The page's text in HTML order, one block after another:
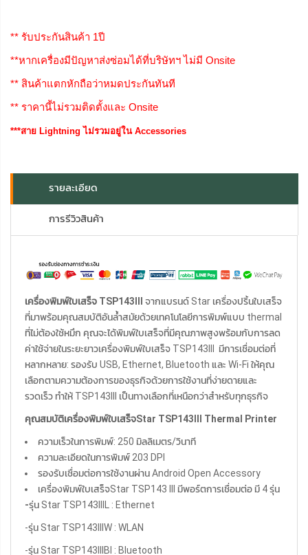
** รับประกันสินค้า 1ปี
**หากเครื่องมีปัญหาส่งซ่อมได้ที่บริษัทฯ ไม่มี Onsite
** สินค้าแตกหักถือว่าหมดประกันทันที
** ราคานี้ไม่รวมติดตั้งและ Onsite
***สาย Lightning ไม่รวมอยู่ใน Accessories
รายละเอียด
การรีวิวสินค้า
เครื่องพิมพ์ใบเสร็จ TSP143III จากแบรนด์ Star เครื่องปริ้นใบเสร็จ
ที่มาพร้อมคุณสมบัติอันล้ำสมัยด้วยเทคโนโลยีการพิมพ์แบบ thermal
ที่ไม่ต้องใช้หมึก คุณจะได้พิมพ์ใบเสร็จที่มีคุณภาพสูงพร้อมกับการลด
ค่าใช้จ่ายในระยะยาวเครื่องพิมพ์ใบเสร็จ TSP143III มีการเชื่อมต่อที่
หลากหลาย: รองรับ USB, Ethernet, Bluetooth และ Wi-Fi ให้คุณ
เลือกตามความต้องการของธุรกิจด้วยการใช้งานที่ง่ายดายและ
รวดเร็ว ทำให้ TSP143III เป็นทางเลือกที่เหนือกว่าสำหรับทุกธุรกิจ
คุณสมบัติเครื่องพิมพ์ใบเสร็จStar TSP143III Thermal Printer
ความเร็วในการพิมพ์: 250 มิลลิเมตร/วินาที
ความละเอียดในการพิมพ์ 203 DPI
รองรับเชื่อมต่อการใช้งานผ่าน Android Open Accessory
เครื่องพิมพ์ใบเสร็จStar TSP143 III มีพอร์ตการเชื่อมต่อ มี 4 รุ่น
-รุ่น Star TSP143IIIL : Ethernet
-รุ่น Star TSP143IIIW : WLAN
-รุ่น Star TSP143IIIBI : Bluetooth